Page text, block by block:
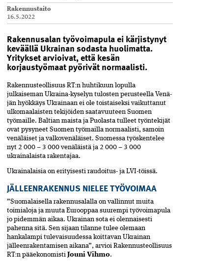
Rakennustaito
16.5.2022
Rakennusalan työvoimapula ei kärjistynyt
keväällä Ukrainan sodasta huolimatta.
Yritykset arvioivat, että kesän
korjaustyömaat pyörivät normaalisti.
Rakennusteollisuus RT:n huhtikuun lopulla
julkaiseman Ukraina-kyselyn tulosten perusteella Venä­
jän hyökkäys Ukrainaan ei ole toistaiseksi vaikuttanut
ulkomaalaisten tekijöiden saatavuuteen Suomen
työmaille. Baltian maista ja Puolasta tulleet työntekijät
ovat pysyneet Suomen työmailla­ normaalisti, samoin
venäläiset ja valkovenäläiset. Suomessa työskentelee
nyt 2 000 – 3 000 venäläistä ja 2 000 – 3 000
ukrainalaista rakentajaa.
Ukrainalaisia on erityisesti raudoitus- ja LVI-töissä.
JÄLLEENRAKENNUS NIELEE TYÖVOIMAA
”Suomalaisella rakennusalalla on vallinnut muita
toimialoja ja muuta Eurooppaa suurempi työvoimapula
jo pidemmän aikaa. Ukrainan sota ei olennaisesti
pahenna sitä. Sen sijaan tilanne tulee olemaan
hankalampi tulevaisuudessa koittavan Ukrainan
jälleenrakentamisen aikana”, arvioi Rakennusteollisuus
RT:n pääekonomisti Jouni Vihmo.